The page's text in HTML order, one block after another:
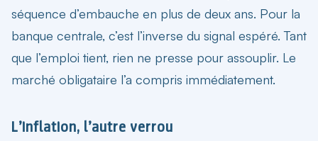
séquence d’embauche en plus de deux ans. Pour la
banque centrale, c’est l’inverse du signal espéré. Tant
que l’emploi tient, rien ne presse pour assouplir. Le
marché obligataire l’a compris immédiatement.
L’inflation, l’autre verrou